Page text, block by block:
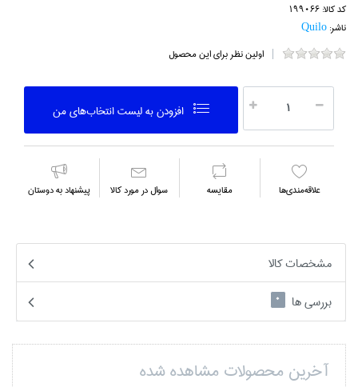
کد کالا:199066
ناشر:Quilo
اولین نظر برای این محصول
افزودن به ليست انتخاب‌هاي من
علاقه‌مندي‌ها مقايسه سوال در مورد كالا پیشنهاد به دوستان
مشخصات کالا
بررسی ها
0
آخرین محصولات مشاهده شده